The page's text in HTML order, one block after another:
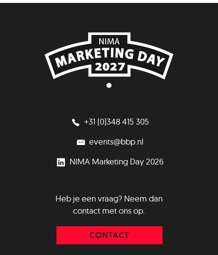
+31 (0)348 415 305
events@bbp.nl
NIMA Marketing Day 2026
Heb je een vraag? Neem dan
contact met ons op.
CONTACT